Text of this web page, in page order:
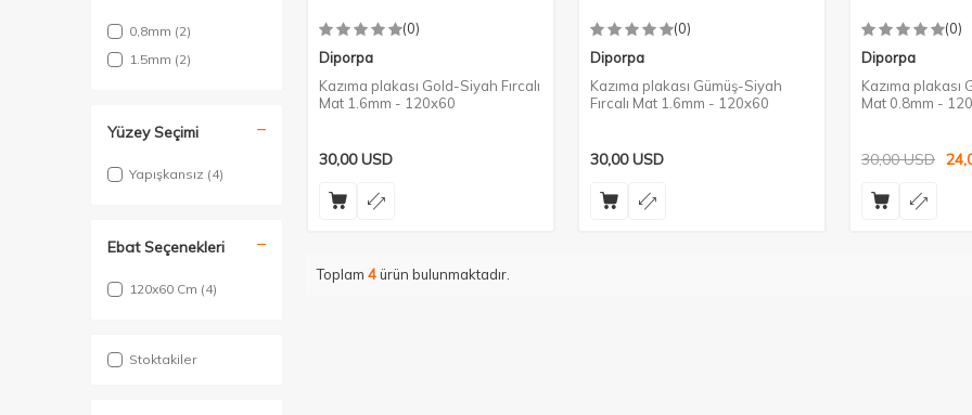
0,8mm (2)
1.5mm (2)
Yüzey Seçimi
Yapışkansız (4)
Ebat Seçenekleri
120x60 Cm (4)
Stoktakiler
(0)
Diporpa
Kazıma plakası Gold-Siyah Fırcalı
Mat 1.6mm - 120x60
30,00USD
(0)
Diporpa
Kazıma plakası Gümüş-Siyah
Fırcalı Mat 1.6mm - 120x60
30,00USD
(0)
Diporpa
Kazıma plakası
Mat 0.8mm -
30,00USD
Toplam 4ürün bulunmaktadır.